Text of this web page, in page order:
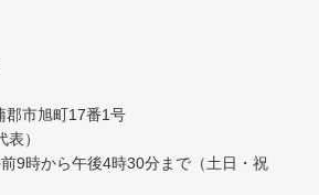
市旭町17番1号
）
9時から午後4時30分まで（土日・祝